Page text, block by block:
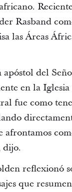
Rasband
las Áreas
apóstol del
en la
fue como
afrontamos
dijo.
reflexionó
que